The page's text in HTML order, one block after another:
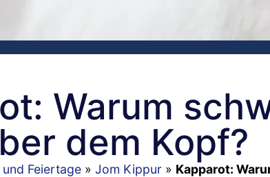
Warum
dem Kopf?
Feiertage » Jom Kippur » Kapparot: